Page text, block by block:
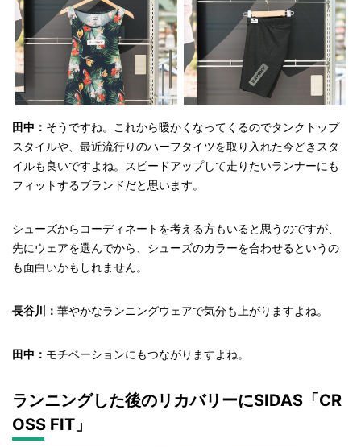
田中： そうですね。これから暖かくなってくるのでタンクトップ
スタイルや、最近流行りのハーフタイツを取り入れた今どきスタ
イルも良いですよね。スピードアップして走りたいランナーにも
フィットするブランドだと思います。
シューズからコーディネートを考える方もいると思うのですが、
先にウェアを選んでから、シューズのカラーを合わせるというの
も面白いかもしれません。
長谷川： 華やかなランニングウェアで気分も上がりますよね。
田中： モチベーションにもつながりますよね。
ランニングした後のリカバリーにSIDAS「CR
OSS FIT」